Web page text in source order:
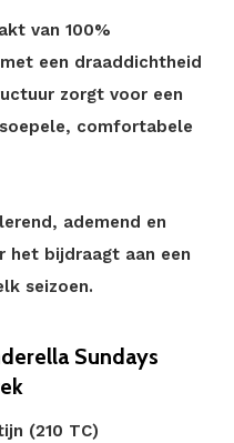
van 100%
een draaddichtheid
zorgt voor een
comfortabele
ademend en
het bijdraagt aan een
seizoen.
Sundays
(210 TC)